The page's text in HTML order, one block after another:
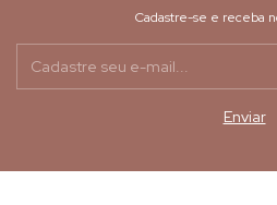
Cadastre-se e receba